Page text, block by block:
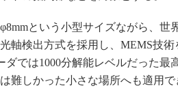
3Dプリンタ
デジタルツイン
S＆OP
インダストリー
イノベーション
という小型サイズながら、世
軸検出方式を採用し、MEMS技術
ダでは1000分解能レベルだった最
難しかった小さな場所へも適用で